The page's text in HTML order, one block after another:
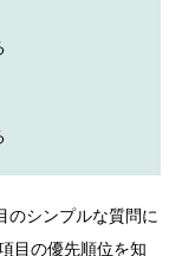
のシンプルな質問に
目の優先順位を知